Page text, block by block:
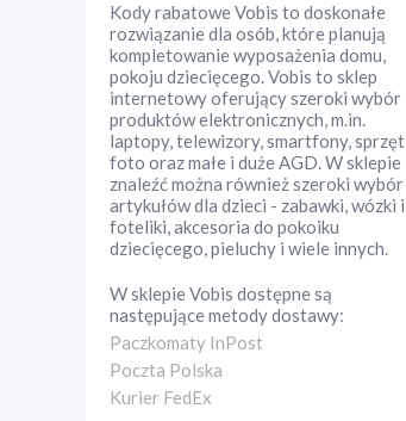
Kody rabatowe Vobis to doskonałe
rozwiązanie dla osób, które planują
kompletowanie wyposażenia domu,
pokoju dziecięcego. Vobis to sklep
internetowy oferujący szeroki wybór
produktów elektronicznych, m.in.
laptopy, telewizory, smartfony, sprzęt
foto oraz małe i duże AGD. W sklepie
znaleźć można również szeroki wybór
artykułów dla dzieci - zabawki, wózki i
foteliki, akcesoria do pokoiku
dziecięcego, pieluchy i wiele innych.
W sklepieVobis dostępne są
następujące metody dostawy:
Paczkomaty InPost
Poczta Polska
Kurier FedEx